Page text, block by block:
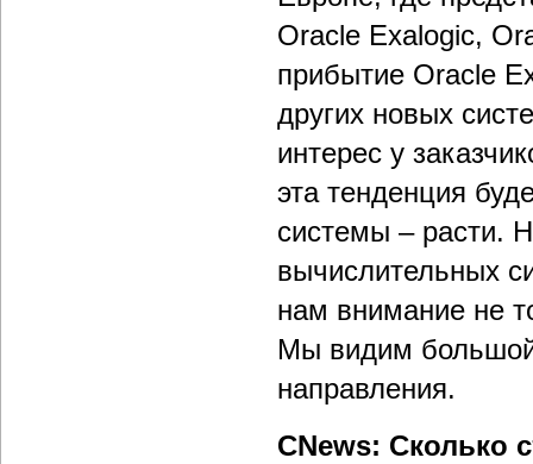
Oracle Exalogic,
прибытие Oracle
других новых
интерес у
эта тенденция
системы – расти.
вычислительных
нам внимание не
Мы видим большой
направления.
CNews: Сколько